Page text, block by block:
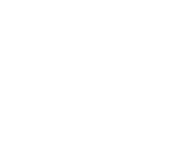
giran en al agua,
La vicepresidenta
mejor plató para
numerosos